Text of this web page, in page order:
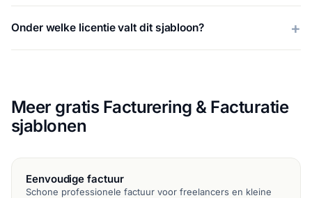
Onder welke licentie valt dit sjabloon?
Meer gratis Facturering & Facturatie
sjablonen
Eenvoudige factuur
Schone professionele factuur voor freelancers en kleine